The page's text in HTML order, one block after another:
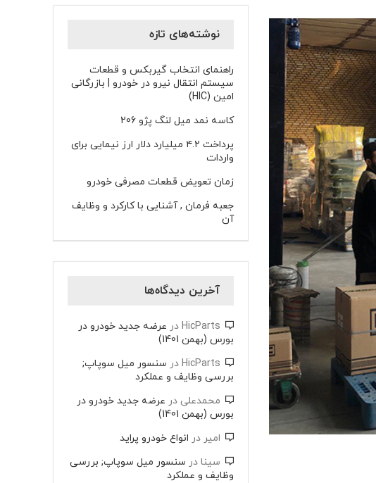
نوشته‌های تازه
راهنمای انتخاب گیربکس و قطعات
سیستم انتقال نیرو در خودرو | بازرگانی
امین (HIC)
کاسه نمد میل لنگ پژو 206
پرداخت ۴.۲ میلیارد دلار ارز نیمایی برای
واردات
زمان تعویض قطعات مصرفی خودرو
جعبه فرمان , آشنایی با کارکرد و وظایف
آن
آخرین دیدگاه‌ها
HicParts در عرضه جدید خودرو در
بورس (بهمن 1401)
HicParts در سنسور میل سوپاپ;
بررسی وظایف و عملکرد
محمدعلی در عرضه جدید خودرو در
بورس (بهمن 1401)
امیر در انواع خودرو پراید
سینا در سنسور میل سوپاپ; بررسی
وظایف و عملکرد